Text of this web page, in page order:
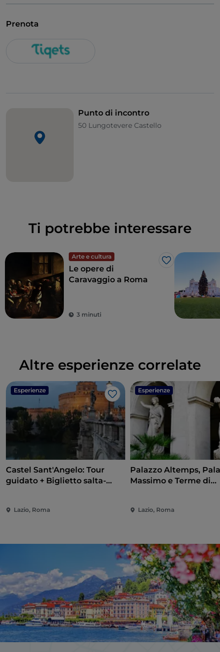
anche come Ponte degli Angeli.
Prenota
Punto di incontro
50 Lungotevere Castello
Ti potrebbe interessare
Arte e cultura
Like
Le opere di
Caravaggio a Roma
3 minuti
Altre esperienze correlate
Esperienze
Like
Castel Sant'Angelo: Tour
guidato + Biglietto salta-
Lazio, Roma
Esperienze
Palazzo Altemps,
Massimo e Terme di
Lazio, Roma